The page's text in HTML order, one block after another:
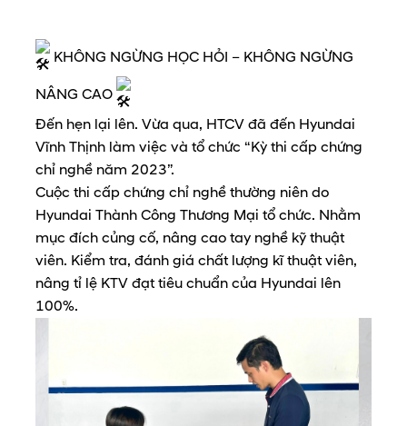
KHÔNG NGỪNG HỌC HỎI – KHÔNG NGỪNG
NÂNG CAO
Đến hẹn lại lên. Vừa qua, HTCV đã đến Hyundai
Vĩnh Thịnh làm việc và tổ chức “Kỳ thi cấp chứng
chỉ nghề năm 2023”.
Cuộc thi cấp chứng chỉ nghề thường niên do
Hyundai Thành Công Thương Mại tổ chức. Nhằm
mục đích củng cố, nâng cao tay nghề kỹ thuật
viên. Kiểm tra, đánh giá chất lượng kĩ thuật viên,
nâng tỉ lệ KTV đạt tiêu chuẩn của Hyundai lên
100%.